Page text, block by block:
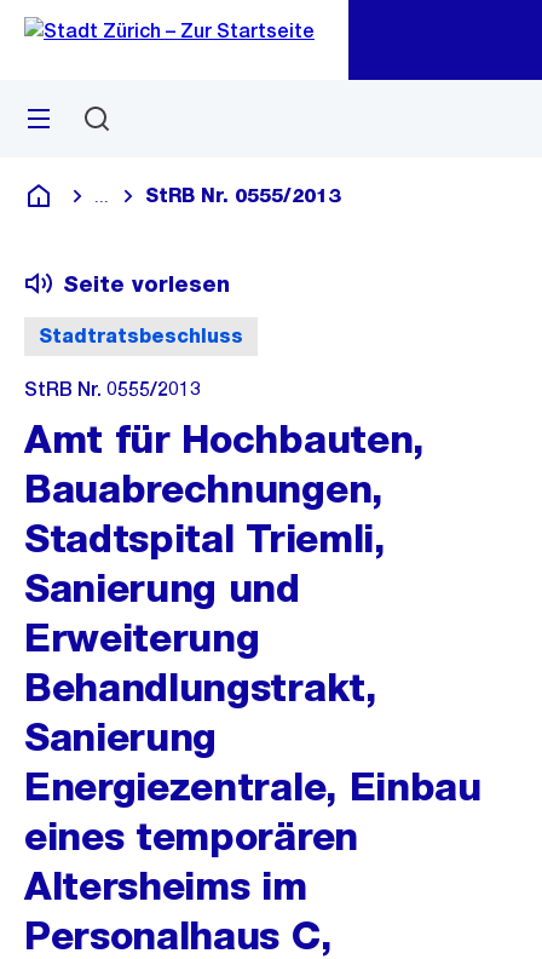
Navigation
Sprunglink
Menü
Deutsch
Blende alle Breadcrumbs ein
StRB Nr. 0555/2013
Stadtratsbeschluss
Seite vorlesen
StRB Nr. 0555/2013
Amt für Hochbauten,
Bauabrechnungen,
Stadtspital Triemli,
Sanierung und
Erweiterung
Behandlungstrakt,
Sanierung
Energiezentrale, Einbau
eines temporären
Altersheims im
Personalhaus C,